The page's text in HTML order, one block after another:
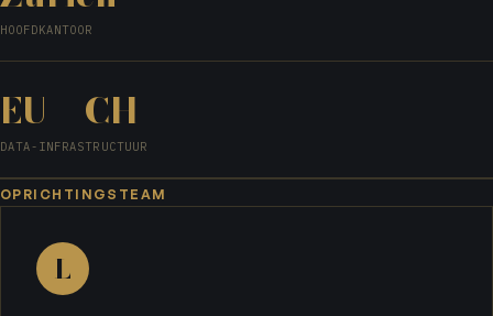
HOOFDKANTOOR
EU + CH
DATA-INFRASTRUCTUUR
OPRICHTINGSTEAM
L